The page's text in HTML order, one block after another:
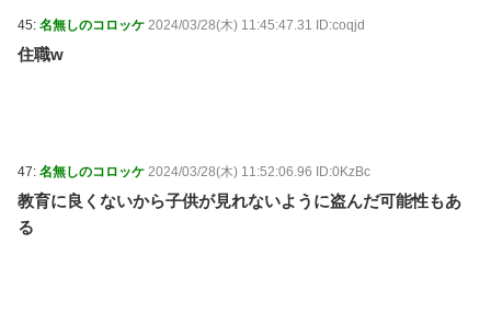
45: 名無しのコロッケ 2024/03/28(木) 11:45:47.31 ID:coqjd
住職w
47: 名無しのコロッケ 2024/03/28(木) 11:52:06.96 ID:0KzBc
教育に良くないから子供が見れないように盗んだ可能性もあ
る